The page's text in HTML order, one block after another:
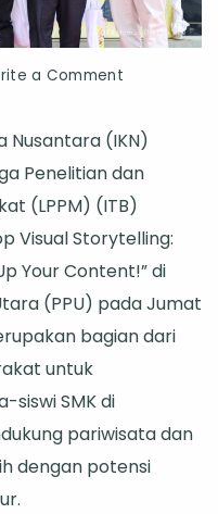
a Commenton
Visual
Storytelling:
Kreativitas
1.000
Konten
Kreator
Nusantara
Nusantara (IKN)
Penelitian dan
(LPPM) (ITB)
Visual Storytelling:
Your Content!” di
(PPU) pada Jumat
bagian dari
untuk
siswi SMK di
pariwisata dan
dengan potensi